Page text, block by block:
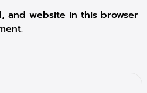
and website in this browser